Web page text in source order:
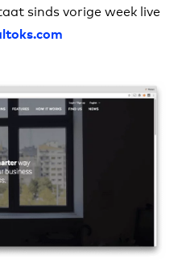
sinds vorige week live